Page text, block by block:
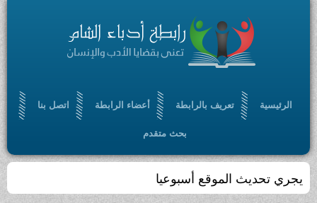
الرئيسية تعريف بالرابطة أعضاء الرابطة اتصل بنا
بحث متقدم
يجري تحديث الموقع أسبوعيا